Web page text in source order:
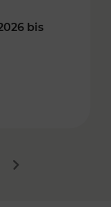
bis
Nächstes